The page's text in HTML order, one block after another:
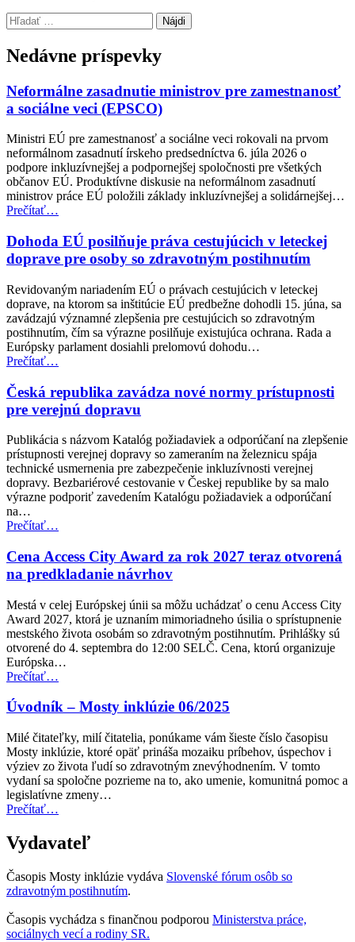
Preskočiť
späť
na
hlavnú
Hľadať:
Nedávne príspevky
Neformálne zasadnutie ministrov pre zamestnanosť
a sociálne veci (EPSCO)
Ministri EÚ pre zamestnanosť a sociálne veci rokovali na prvom
neformálnom zasadnutí írskeho predsedníctva 6. júla 2026 o
podpore inkluzívnejšej a podpornejšej spoločnosti pre všetkých
občanov EÚ. Produktívne diskusie na neformálnom zasadnutí
ministrov práce EÚ položili základy inkluzívnejšej a solidárnejšej…
Prečítať“Neformálne
ministrov
pre
zamestnanosť
sociálne
veci
(EPSCO)”
…
Dohoda EÚ posilňuje práva cestujúcich v leteckej
doprave pre osoby so zdravotným postihnutím
Revidovaným nariadením EÚ o právach cestujúcich v leteckej
doprave, na ktorom sa inštitúcie EÚ predbežne dohodli 15. júna, sa
zavádzajú významné zlepšenia pre cestujúcich so zdravotným
postihnutím, čím sa výrazne posilňuje existujúca ochrana. Rada a
Európsky parlament dosiahli prelomovú dohodu…
Prečítať“Dohoda
posilňuje
práva
cestujúcich
leteckej
doprave
pre
osoby
so
zdravotným
postihnutím”
…
Česká republika zavádza nové normy prístupnosti
pre verejnú dopravu
Publikácia s názvom Katalóg požiadaviek a odporúčaní na zlepšenie
prístupnosti verejnej dopravy so zameraním na železnicu spája
technické usmernenia pre zabezpečenie inkluzívnosti verejnej
dopravy. Bezbariérové cestovanie v Českej republike by sa malo
výrazne podporiť zavedením Katalógu požiadaviek a odporúčaní
na…
Prečítať“Česká
zavádza
nové
normy
pre
verejnú
dopravu”
…
Cena Access City Award za rok 2027 teraz otvorená
na predkladanie návrhov
Mestá v celej Európskej únii sa môžu uchádzať o cenu Access City
Award 2027, ktorá je uznaním mimoriadneho úsilia o sprístupnenie
mestského života osobám so zdravotným postihnutím. Prihlášky sú
otvorené do 4. septembra do 12:00 SELČ. Cena, ktorú organizuje
Európska…
Prečítať“Cena
City
za
rok
2027
teraz
otvorená
na
predkladanie
návrhov”
…
Úvodník – Mosty inklúzie 06/2025
Milé čitateľky, milí čitatelia, ponúkame vám šieste číslo časopisu
Mosty inklúzie, ktoré opäť prináša mozaiku príbehov, úspechov i
výziev zo života ľudí so zdravotným znevýhodnením. V tomto
vydaní sa spoločne pozrieme na to, ako umenie, komunitná pomoc a
legislatívne zmeny…
Prečítať“Úvodník
Mosty
inklúzie
…
Vydavateľ
Časopis Mosty inklúzie vydáva Slovenské fórum osôb so
zdravotným postihnutím.
Časopis vychádza s finančnou podporou Ministerstva práce,
sociálnych vecí a rodiny SR.